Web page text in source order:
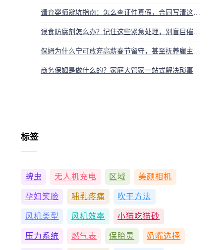
商务保姆是做什么的？家庭大管家一站式解决琐事
标签
蜱虫 无人机充电 区域 美颜相机
孕妇笑脸 哺乳疼痛 吹干方法
风机类型 风机效率 小猫吃猫砂
压力系统 燃气表 保胎灵 奶嘴选择